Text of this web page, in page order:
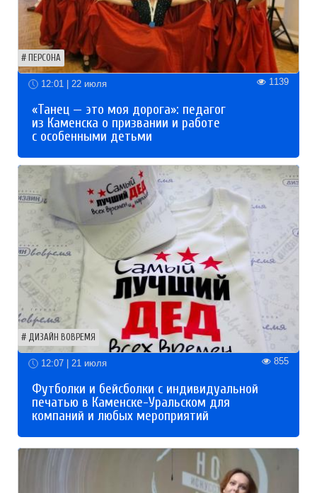
ПЕРСОНА
12:01 | 22 июля 1139
«Танец — это моя дорога»: педагог
из Каменска о призвании и работе
с особенными детьми
ДИЗАЙН ВОВРЕМЯ
12:07 | 21 июля 855
Футболки и бейсболки с индивидуальной
печатью в Каменске-Уральском для
компаний и любых мероприятий